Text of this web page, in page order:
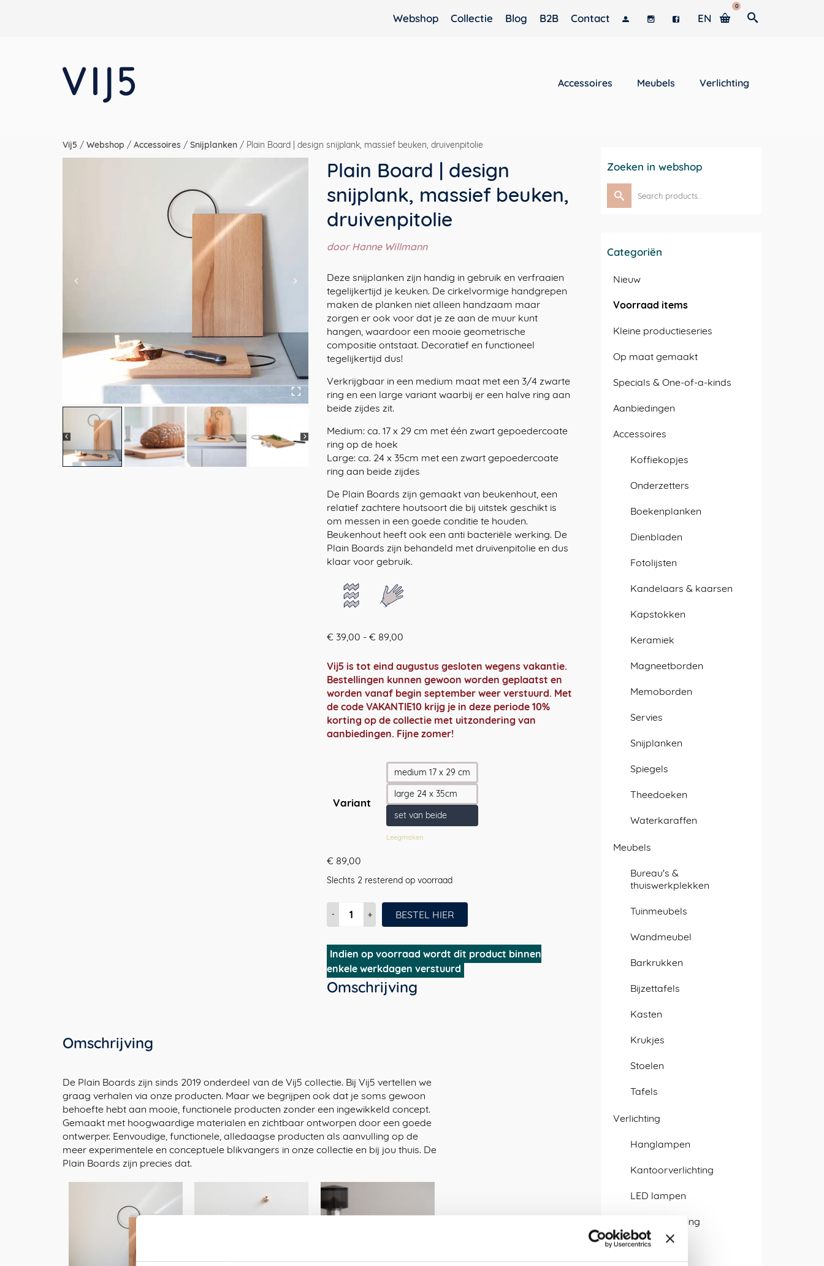
0
Webshop Collectie Blog B2B Contact EN
Accessoires Meubels Verlichting
Vij5 / Webshop / Accessoires / Snijplanken / Plain Board | design snijplank, massief beuken, druivenpitolie
Plain Board | design
snijplank, massief beuken,
druivenpitolie
door Hanne Willmann
Deze snijplanken zijn handig in gebruik en verfraaien
tegelijkertijd je keuken. De cirkelvormige handgrepen
maken de planken niet alleen handzaam maar
zorgen er ook voor dat je ze aan de muur kunt
hangen, waardoor een mooie geometrische
compositie ontstaat. Decoratief en functioneel
tegelijkertijd dus!
Verkrijgbaar in een medium maat met een 3/4 zwarte
ring en een large variant waarbij er een halve ring aan
beide zijdes zit.
Medium: ca. 17 x 29 cm met één zwart gepoedercoate
ring op de hoek
Large: ca. 24 x 35cm met een zwart gepoedercoate
ring aan beide zijdes
De Plain Boards zijn gemaakt van beukenhout, een
relatief zachtere houtsoort die bij uitstek geschikt is
om messen in een goede conditie te houden.
Beukenhout heeft ook een anti bacteriële werking. De
Plain Boards zijn behandeld met druivenpitolie en dus
klaar voor gebruik.
€ 39,00 - € 89,00
tot
€ 89,00
Vij5 is tot eind augustus gesloten wegens vakantie.
Bestellingen kunnen gewoon worden geplaatst en
worden vanaf begin september weer verstuurd. Met
de code VAKANTIE10 krijg je in deze periode 10%
korting op de collectie met uitzondering van
aanbiedingen. Fijne zomer!
Variant
medium 17 x 29 cm
large 24 x 35cm
set van beide
Leegmaken
€ 89,00
Slechts 2 resterend op voorraad
Plain
Board
design
snijplank,
massief
beuken,
BESTEL HIER
Indien op voorraad wordt dit product binnen
enkele werkdagen verstuurd
Omschrijving
Omschrijving
De Plain Boards zijn sinds 2019 onderdeel van de Vij5 collectie. Bij Vij5 vertellen we
graag verhalen via onze producten. Maar we begrijpen ook dat je soms gewoon
behoefte hebt aan mooie, functionele producten zonder een ingewikkeld concept.
Gemaakt met hoogwaardige materialen en zichtbaar ontworpen door een goede
ontwerper. Eenvoudige, functionele, alledaagse producten als aanvulling op de
meer experimentele en conceptuele blikvangers in onze collectie en bij jou thuis. De
Plain Boards zijn precies dat.
Zoeken in webshop
Search
for:
Categoriën
Nieuw
Voorraad items
Kleine productieseries
Op maat gemaakt
Specials & One-of-a-kinds
Aanbiedingen
Accessoires
Koffiekopjes
Onderzetters
Boekenplanken
Dienbladen
Fotolijsten
Kandelaars & kaarsen
Kapstokken
Keramiek
Magneetborden
Memoborden
Servies
Snijplanken
Spiegels
Theedoeken
Waterkaraffen
Meubels
Bureau's &
thuiswerkplekken
Tuinmeubels
Wandmeubel
Barkrukken
Bijzettafels
Kasten
Krukjes
Stoelen
Tafels
Verlichting
Hanglampen
Kantoorverlichting
LED lampen
Sfeerverlichting
Wandlamp